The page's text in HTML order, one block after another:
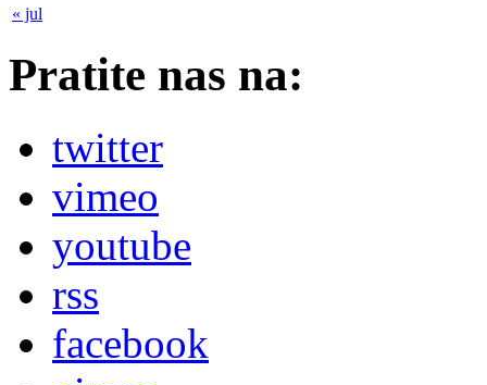
« jul
Pratite nas na:
twitter
vimeo
youtube
rss
facebook